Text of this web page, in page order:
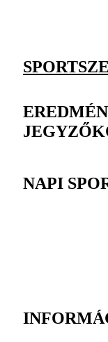
NAPI